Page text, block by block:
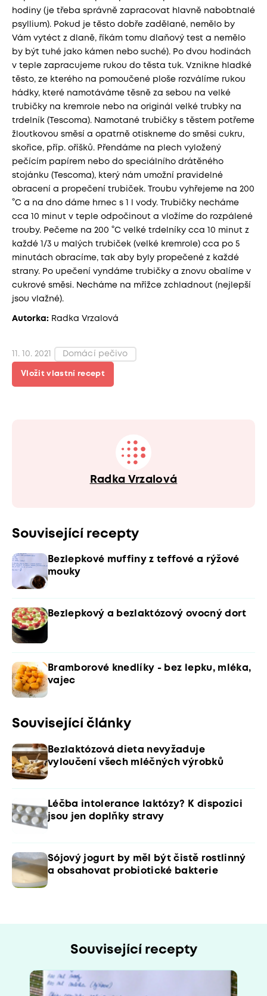
hodiny (je třeba správně zapracovat hlavně nabobtnalé
psyllium). Pokud je těsto dobře zadělané, nemělo by
Vám vytéct z dlaně, říkám tomu dlaňový test a nemělo
by být tuhé jako kámen nebo suché). Po dvou hodinách
v teple zapracujeme rukou do těsta tuk. Vznikne hladké
těsto, ze kterého na pomoučené ploše rozválíme rukou
hádky, které namotáváme těsně za sebou na velké
trubičky na kremrole nebo na originál velké trubky na
trdelník (Tescoma). Namotané trubičky s těstem potřeme
žloutkovou směsí a opatrně otiskneme do směsi cukru,
skořice, příp. oříšků. Přendáme na plech vyložený
pečícím papírem nebo do speciálního drátěného
stojánku (Tescoma), který nám umožní pravidelné
obracení a propečení trubiček. Troubu vyhřejeme na 200
°C a na dno dáme hrnec s 1 l vody. Trubičky necháme
cca 10 minut v teple odpočinout a vložíme do rozpálené
trouby. Pečeme na 200 °C velké trdelníky cca 10 minut z
každé 1/3 u malých trubiček (velké kremrole) cca po 5
minutách obracíme, tak aby byly propečené z každé
strany. Po upečení vyndáme trubičky a znovu obalíme v
cukrové směsi. Necháme na mřížce zchladnout (nejlepší
jsou vlažné).
Autorka: Radka Vrzalová
11. 10. 2021 Domácí pečivo
Vložit vlastní recept
Radka Vrzalová
Související recepty
Bezlepkové muffiny z teffové a rýžové
mouky
Bezlepkový a bezlaktózový ovocný dort
Bramborové knedlíky - bez lepku, mléka,
vajec
Související články
Bezlaktózová dieta nevyžaduje
vyloučení všech mléčných výrobků
Léčba intolerance laktózy? K dispozici
jsou jen doplňky stravy
Sójový jogurt by měl být čistě rostlinný
a obsahovat probiotické bakterie
Související recepty